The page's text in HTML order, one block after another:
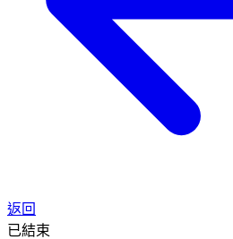
返回
已結束